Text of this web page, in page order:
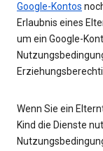
Google-Kontos
Erlaubnis eines
um ein Google-
Wenn Sie ein
Kind die Dienste